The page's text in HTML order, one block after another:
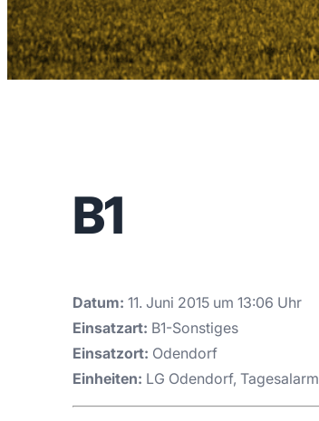
B1
Datum: 11. Juni 2015 um 13:06 Uhr
Einsatzart: B1-Sonstiges
Einsatzort: Odendorf
Einheiten: LG Odendorf, Tagesalarm